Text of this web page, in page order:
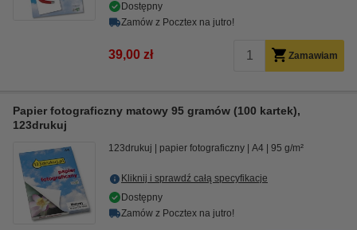
Dostępny
Zamów z Pocztex na jutro!
39,00 zł Zamawiam
Papier fotograficzny matowy 95 gramów (100 kartek),
123drukuj
123drukuj papier fotograficzny A4 95 g/m²
Kliknij i sprawdź całą specyfikacje
Dostępny
Zamów z Pocztex na jutro!